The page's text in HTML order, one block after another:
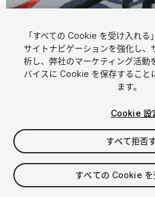
1/ 22
$34.99
消費税は決済時に計算されます
「すべての Cookie を受け入れる
サイトナビゲーションを強化し、
析し、弊社のマーケティング活動
バイスに Cookie を保存すること
ます。
Cookie 設
すべて拒否
すべての Cookie を